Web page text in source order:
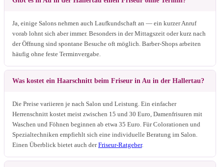
Ja, einige Salons nehmen auch Laufkundschaft an — ein kurzer Anruf
vorab lohnt sich aber immer. Besonders in der Mittagszeit oder kurz nach
der Öffnung sind spontane Besuche oft möglich. Barber-Shops arbeiten
häufig ohne feste Terminvergabe.
Was kostet ein Haarschnitt beim Friseur in Au in der Hallertau?
Die Preise variieren je nach Salon und Leistung. Ein einfacher
Herrenschnitt kostet meist zwischen 15 und 30 Euro, Damenfrisuren mit
Waschen und Föhnen beginnen ab etwa 35 Euro. Für Colorationen und
Spezialtechniken empfiehlt sich eine individuelle Beratung im Salon.
Einen Überblick bietet auch derFriseur-Ratgeber.